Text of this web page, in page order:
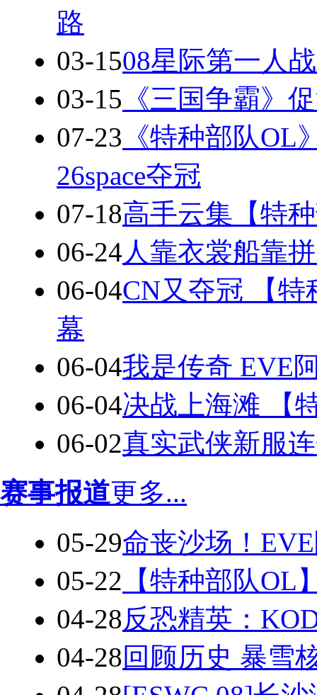
路
03-1508星际第一人
03-15 《三国争霸》
07-23 《特种部队OL
26space夺冠
07-18高手云集【特
06-24人靠衣裳船靠
06-04CN又夺冠 【
幕
06-04我是传奇 EVE
06-04决战上海滩 【
06-02真实武侠新服
赛事报道更多...
05-29命丧沙场！
05-22 【特种部队
04-28反恐精英：
04-28回顾历史 暴雪